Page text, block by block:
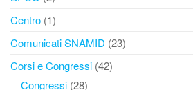
Centro (1)
Comunicati SNAMID (23)
Corsi e Congressi (42)
Congressi (28)